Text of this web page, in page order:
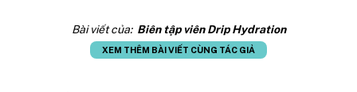
Bài viết của: Biên tập viên Drip Hydration
XEM THÊM BÀI VIẾT CÙNG TÁC GIẢ